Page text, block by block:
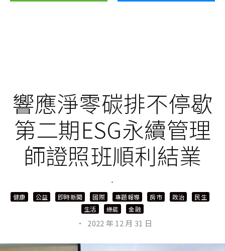
響應淨零碳排不停歇
第二期ESG永續管理
師證照班順利結業
·
健康 公益 即時新聞 國際 專題報導 房市 政治
民生
生活
綠能 金融
· 2022 年 12 月 31 日